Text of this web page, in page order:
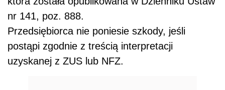
nr 141, poz. 888.
Przedsiębiorca nie poniesie szkody, jeśli
postąpi zgodnie z treścią interpretacji
uzyskanej z ZUS lub NFZ.